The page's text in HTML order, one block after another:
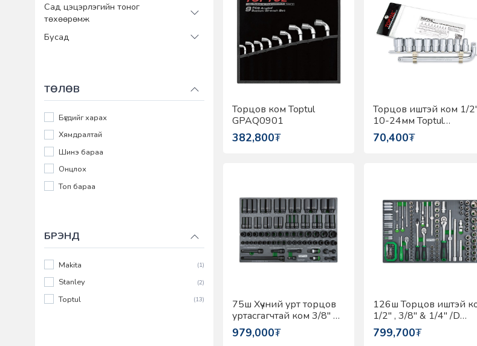
Сад цэцэрлэгийн тоног
төхөөрөмж
Бусад
ТӨЛӨВ
Бүгдийг харах
Хямдралтай
Шинэ бараа
Онцлох
Топ бараа
БРЭНД
Makita (1)
Stanley (2)
Toptul (13)
Торцов ком Toptul
GPAQ0901
382,800₮
Торцов иштэй ком 1/
10-24мм Toptul
GAAG1010
70,400₮
75ш Хүчний урт торцов
уртасгагчтай ком 3/8" &
1/2" /D хэмжээтэй/
Toptul GED7528
979,000₮
126ш Торцов иштэй
1/2" , 3/8" & 1/4" /D
хэмжээтэй/ Toptul
GEDC611
799,700₮